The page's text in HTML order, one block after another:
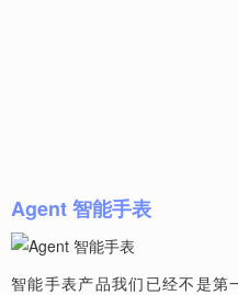
Agent 智能手表
智能手表产品我们已经不是第